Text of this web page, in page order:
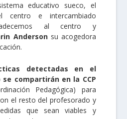
educativo sueco, el
centro e intercambiado
al centro y
Andersonsu acogedora
detectadas en el
compartirán en la CCP
Pedagógica) para
el resto del profesorado y
que sean viables y